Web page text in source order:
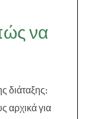
να
διάταξης:
αρχικά για